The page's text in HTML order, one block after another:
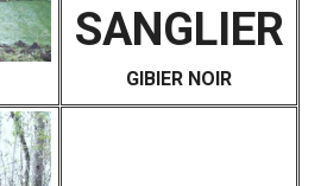
SANGLIER
GIBIER NOIR